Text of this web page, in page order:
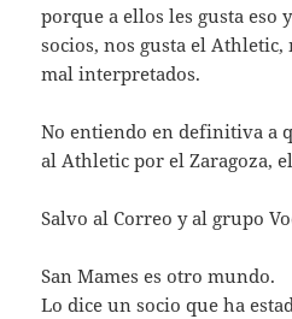
porque a ellos les gusta eso
socios, nos gusta el
mal interpretados.
No entiendo en definitiva a
al Athletic por el Zaragoza,
Salvo al Correo y al grupo
San Mames es otro mundo.
Lo dice un socio que ha